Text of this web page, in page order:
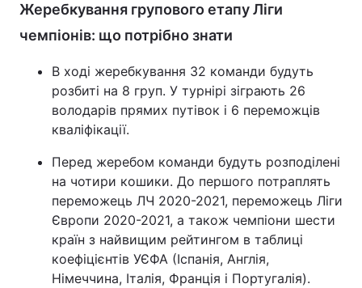
Жеребкування групового етапу Ліги
чемпіонів: що потрібно знати
В ході жеребкування 32 команди будуть
розбиті на 8 груп. У турнірі зіграють 26
володарів прямих путівок і 6 переможців
кваліфікації.
Перед жеребом команди будуть розподілені
на чотири кошики. До першого потраплять
переможець ЛЧ 2020-2021, переможець Ліги
Європи 2020-2021, а також чемпіони шести
країн з найвищим рейтингом в таблиці
коефіцієнтів УЄФА (Іспанія, Англія,
Німеччина, Італія, Франція і Португалія).